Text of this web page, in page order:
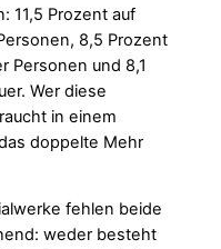
11,5 Prozent auf
8,5 Prozent
Personen und 8,1
Wer diese
in einem
doppelte Mehr
fehlen beide
weder besteht